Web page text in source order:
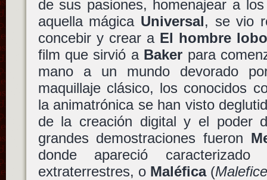
de sus pasiones, homenajear a
aquella mágica Universal, se vio
concebir y crear a El hombre lobo
film que sirvió a Baker para
mano a un mundo devorado
maquillaje clásico, los conocidos
la animatrónica se han visto
de la creación digital y el poder
grandes demostraciones fueron
donde apareció
extraterrestres, o Maléfica(